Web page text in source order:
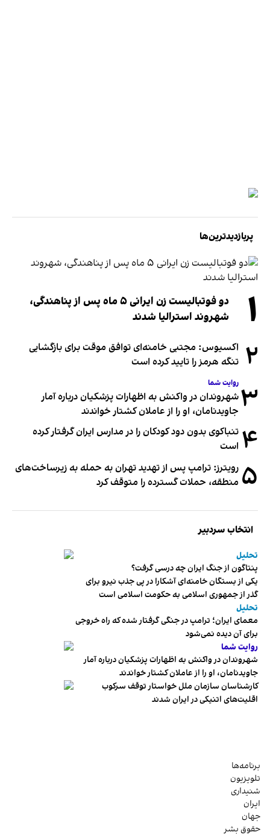
پربازدیدترین‌ها
۱
دو فوتبالیست زن ایرانی ۵ ماه پس از پناهندگی،
شهروند استرالیا شدند
۲ اکسیوس: مجتبی خامنه‌ای توافق موقت برای بازگشایی
تنگه هرمز را تایید کرده است
۳ روایت شما
شهروندان در واکنش به اظهارات پزشکیان درباره آمار
جاویدنامان، او را از عاملان کشتار خواندند
۴ تنباکوی بدون دود کودکان را در مدارس ایران گرفتار کرده
است
۵ رویترز: ترامپ پس از تهدید تهران به حمله به زیرساخت‌های
منطقه، حملات گسترده را متوقف کرد
انتخاب سردبیر
تحلیل
پنتاگون از جنگ ایران چه درسی گرفت؟
یکی از بستگان خامنه‌ای آشکارا در پی جذب نیرو برای
گذر از جمهوری اسلامی به حکومت اسلامی است
تحلیل
معمای ایران؛ ترامپ در جنگی گرفتار شده که راه خروجی
برای آن دیده نمی‌شود
روایت شما
شهروندان در واکنش به اظهارات پزشکیان درباره آمار
جاویدنامان، او را از عاملان کشتار خواندند
کارشناسان سازمان ملل خواستار توقف سرکوب
اقلیت‌های اتنیکی در ایران شدند
برنامه‌ها
تلویزیون
شنیداری
ایران
جهان
حقوق بشر